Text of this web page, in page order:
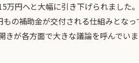
万円へと大幅に引き下げられました
もの補助金が交付される仕組みとな
きが各方面で大きな議論を呼んでいま